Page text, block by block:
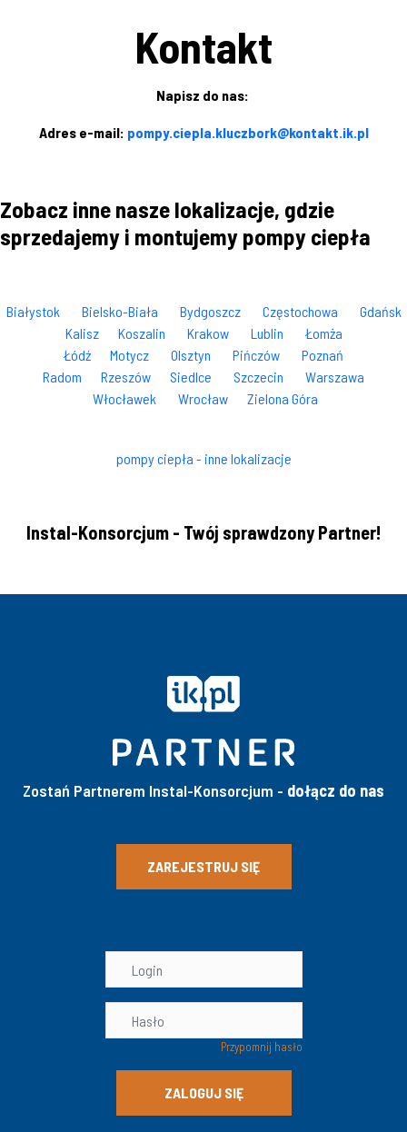
Kontakt
Napisz do nas:
Adres e-mail: pompy.ciepla.kluczbork@kontakt.ik.pl
Zobacz inne nasze lokalizacje, gdzie
sprzedajemy i montujemy pompy ciepła
Białystok Bielsko-Biała Bydgoszcz Częstochowa
Gdańsk
Kalisz
Koszalin Krakow Lublin
Łomża
Łódź
Motycz Olsztyn Pińczów
Poznań
Radom
Rzeszów Siedlce Szczecin
Warszawa
Włocławek
Wrocław Zielona Góra
pompy ciepła - inne lokalizacje
Instal-Konsorcjum - Twój sprawdzony Partner!
Zostań Partnerem Instal-Konsorcjum - dołącz do nas
ZAREJESTRUJ SIĘ
Przypomnij hasło
ZALOGUJ SIĘ